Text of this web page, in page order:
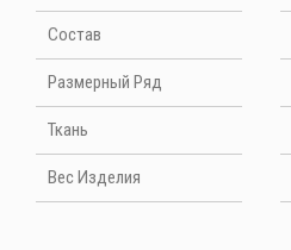
Cостав
Размерный Ряд
Ткань
Вес Изделия
НАПИШИТЕ ОТЗЫВ